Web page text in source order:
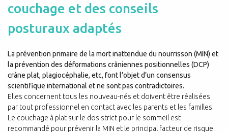
couchage et des conseils
posturaux adaptés
La prévention primaire de la mort inattendue du nourrisson (MIN) et
la prévention des déformations crâniennes positionnelles (DCP)
crâne plat, plagiocéphalie, etc, font l’objet d’un consensus
scientifique international et ne sont pas contradictoires.
Elles concernent tous les nouveau-nés et doivent être réalisées
par tout professionnel en contact avec les parents et les familles.
Le couchage à plat sur le dos strict pour le sommeil est
recommandé pour prévenir la MIN et le principal facteur de risque